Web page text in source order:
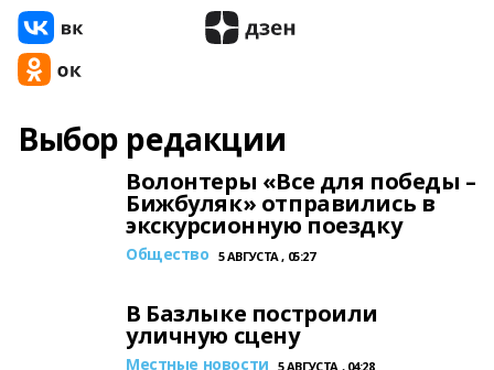
Выбор редакции
Волонтеры «Все для победы –
Бижбуляк» отправились в
экскурсионную поездку
Общество 5 АВГУСТА , 05:27
В Базлыке построили
уличную сцену
Местные новости 5 АВГУСТА , 04:28